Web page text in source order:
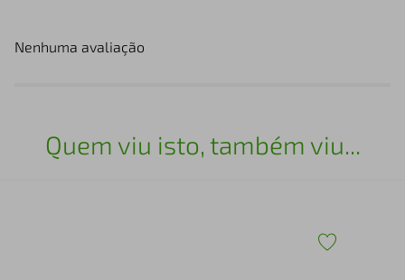
Nenhuma avaliação
Quem viu isto, também viu...